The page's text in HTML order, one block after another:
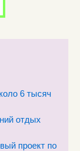
6 тысяч
отдых
проект по